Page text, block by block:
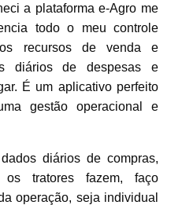
a plataforma e-Agro me
todo o meu controle
recursos de venda e
diários de despesas e
É um aplicativo perfeito
gestão operacional e
diários de compras,
os tratores fazem, faço
operação, seja individual